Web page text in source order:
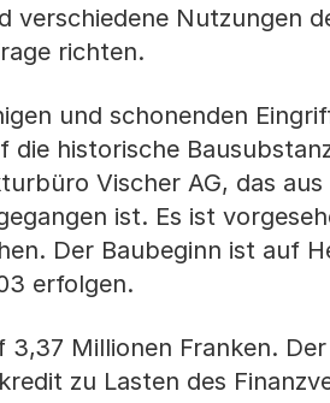
verschiedene Nutzungen
richten.
und schonenden
historische
Vischer AG, das aus
ist. Es ist
Der Baubeginn ist auf
erfolgen.
3,37 Millionen Franken. Der
zu Lasten des